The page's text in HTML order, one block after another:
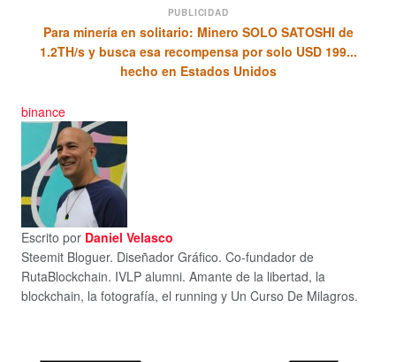
PUBLICIDAD
Para minería en solitario: Minero SOLO SATOSHI de
1.2TH/s y busca esa recompensa por solo USD 199...
hecho en Estados Unidos
binance
Escrito por Daniel Velasco
Steemit Bloguer. Diseñador Gráfico. Co-fundador de
RutaBlockchain. IVLP alumni. Amante de la libertad, la
blockchain, la fotografía, el running y Un Curso De Milagros.